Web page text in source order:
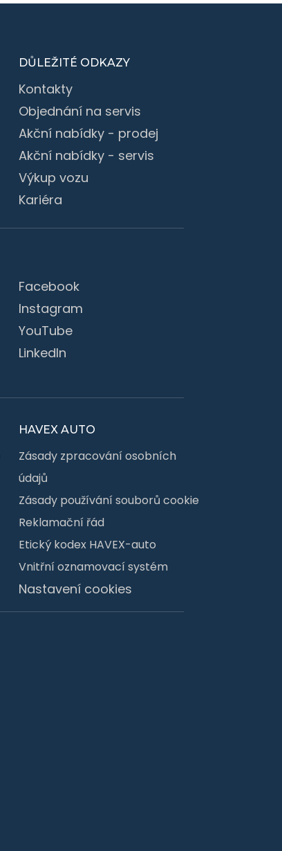
DŮLEŽITÉ ODKAZY
Kontakty
Objednání na servis
Akční nabídky - prodej
Akční nabídky - servis
Výkup vozu
Kariéra
Facebook
Instagram
YouTube
LinkedIn
HAVEX AUTO
Zásady zpracování osobních
údajů
Zásady používání souborů cookie
Reklamační řád
Etický kodex HAVEX-auto
Vnitřní oznamovací systém
Nastavení cookies